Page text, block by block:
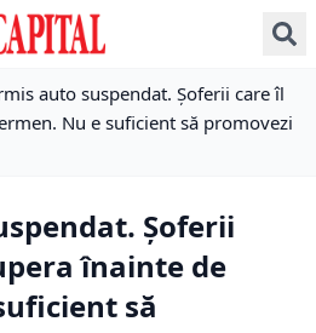
auto suspendat. Șoferii care îl
Nu e suficient să promovezi
Șoferii
înainte de
să